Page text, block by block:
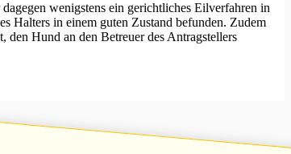
wenigstens ein gerichtliches Eilverfahren in
Halters in einem guten Zustand befunden. Zudem
den Hund an den Betreuer des Antragstellers